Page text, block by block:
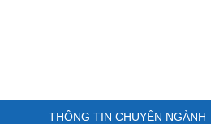
THÔNG TIN CHUYÊN NGÀNH